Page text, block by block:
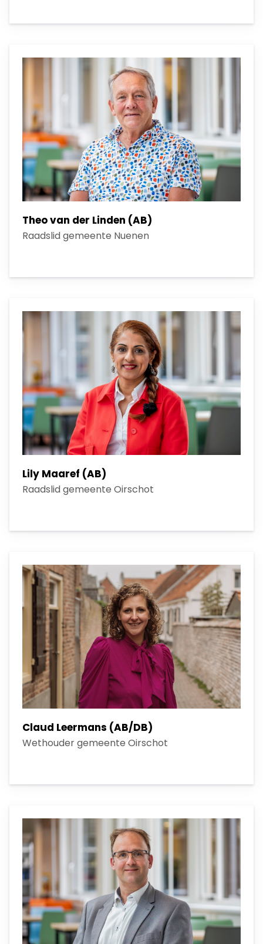
Theo van der Linden (AB)
Raadslid gemeente Nuenen
Lily Maaref (AB)
Raadslid gemeente Oirschot
Claud Leermans (AB/DB)
Wethouder gemeente Oirschot